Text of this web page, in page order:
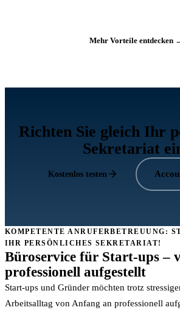
Mehr Vorteile entdecken
Richten Sie gleich Ihr
Sekretariat
Kostenlos testen
KOMPETENTE ANRUFERBETREUUNG:
IHR PERSÖNLICHES SEKRETARIAT!
Büroservice für Start-ups –
professionell aufgestellt
Start-ups und Gründer möchten trotz
Arbeitsalltag von Anfang an professionell